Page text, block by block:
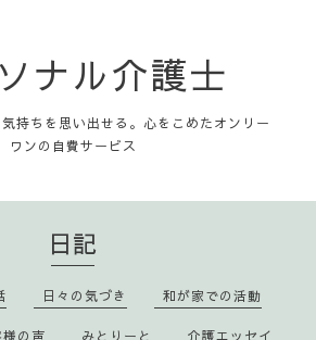
ナル介護士
気持ちを思い出せる。心をこめたオンリー
ワンの自費サービス
日記
日々の気づき 和が家での活動
様の声 みとりーと 介護エッセイ